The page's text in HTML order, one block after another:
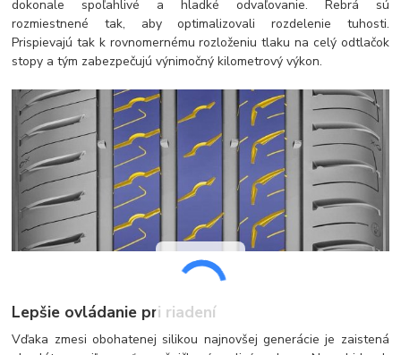
dokonale spoľahlivé a hladké odvaľovanie. Rebrá sú
rozmiestnené tak, aby optimalizovali rozdelenie tuhosti.
Prispievajú tak k rovnomernému rozloženiu tlaku na celý odtlačok
stopy a tým zabezpečujú výnimočný kilometrový výkon.
Lepšie ovládanie pri riadení
Vďaka zmesi obohatenej silikou najnovšej generácie je zaistená